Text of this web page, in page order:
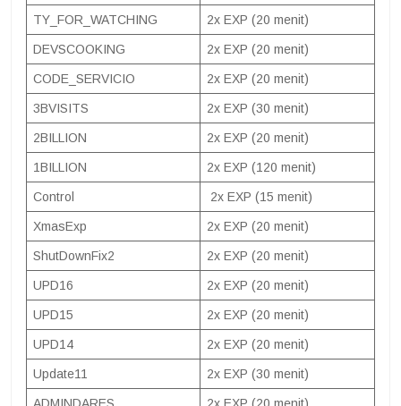
TY_FOR_WATCHING 2x EXP (20 menit)
DEVSCOOKING 2x EXP (20 menit)
CODE_SERVICIO 2x EXP (20 menit)
3BVISITS 2x EXP (30 menit)
2BILLION 2x EXP (20 menit)
1BILLION 2x EXP (120 menit)
Control 2x EXP (15 menit)
XmasExp 2x EXP (20 menit)
ShutDownFix2 2x EXP (20 menit)
UPD16 2x EXP (20 menit)
UPD15 2x EXP (20 menit)
UPD14 2x EXP (20 menit)
Update11 2x EXP (30 menit)